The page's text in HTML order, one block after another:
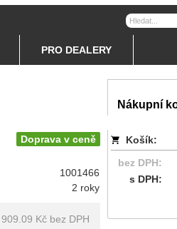
PRO DEALERY
Nákupní
Košík:
bez DPH:
s DPH:
Doprava v ceně
1001466
2 roky
Kč bez DPH